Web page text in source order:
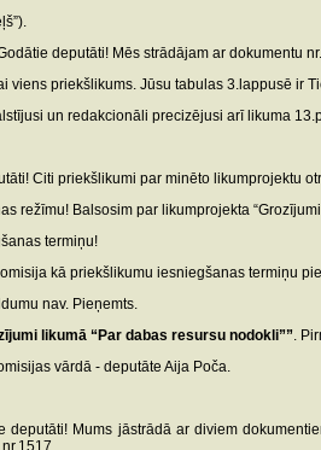
deputāti! Mēs strādājam ar dokumentu
viens priekšlikums. Jūsu tabulas 3.lappusē
un redakcionāli precizējusi arī likuma
Citi priekšlikumi par minēto likumprojektu
režīmu! Balsosim par likumprojekta
termiņu!
kā priekšlikumu iesniegšanas termiņu
nav. Pieņemts.
likumā “Par dabas resursu nodokli””.
vārdā - deputāte Aija Poča.
deputāti! Mums jāstrādā ar diviem